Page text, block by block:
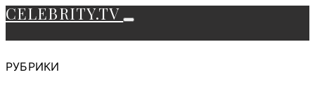
CELEBRITY.TV
РУБРИКИ